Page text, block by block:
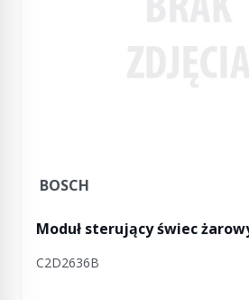
BOSCH
Moduł sterujący świec
C2D2636B